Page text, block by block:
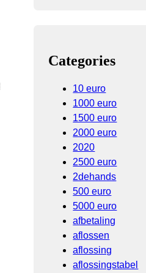
Categories
10 euro
1000 euro
1500 euro
2000 euro
2020
2500 euro
2dehands
500 euro
5000 euro
afbetaling
aflossen
aflossing
aflossingstabel